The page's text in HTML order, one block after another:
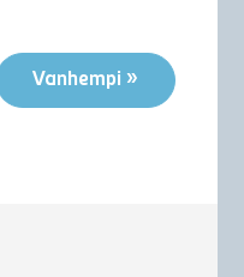
Vanhempi »